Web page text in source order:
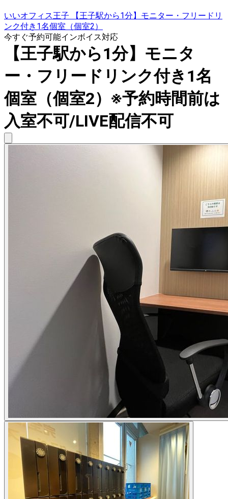
いいオフィス王子 【王子駅から1分】モニター・フリードリ
ンク付き1名個室（個室2）
今すぐ予約可能インボイス対応
【王子駅から1分】モニタ
ー・フリードリンク付き1名
個室（個室2）※予約時間前は
入室不可/LIVE配信不可